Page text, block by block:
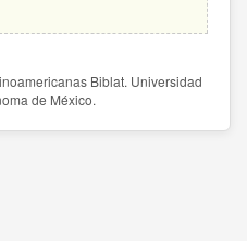
Biblat. Universidad
de México.